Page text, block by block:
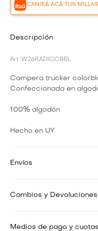
CANJEÁ ACÁ TUS
Descripción
W26RADIOCBBL
Campera trucker
Confeccionada en
100% algodón
Hecho en UY
Envíos
Cambios y Devoluciones
Medios de pago y cuotas